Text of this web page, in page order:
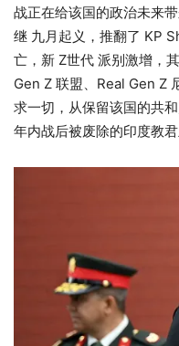
战正在给该国的政治未来带
继 九月起义 ，推翻了 KP
亡，新 Z世代 派别激增，
Gen Z 联盟、Real Gen Z
求一切，从保留该国的共
年内战后被废除的印度教君